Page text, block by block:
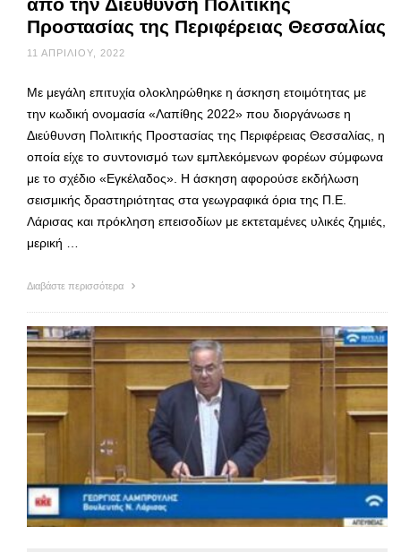
Προστασίας της Περιφέρειας Θεσσαλίας
11 ΑΠΡΙΛΊΟΥ, 2022
Με μεγάλη επιτυχία ολοκληρώθηκε η άσκηση ετοιμότητας με
την κωδική ονομασία «Λαπίθης 2022» που διοργάνωσε η
Διεύθυνση Πολιτικής Προστασίας της Περιφέρειας Θεσσαλίας, η
οποία είχε το συντονισμό των εμπλεκόμενων φορέων σύμφωνα
με το σχέδιο «Εγκέλαδος». Η άσκηση αφορούσε εκδήλωση
σεισμικής δραστηριότητας στα γεωγραφικά όρια της Π.Ε.
Λάρισας και πρόκληση επεισοδίων με εκτεταμένες υλικές ζημιές,
μερική …
Διαβάστε περισσότερα